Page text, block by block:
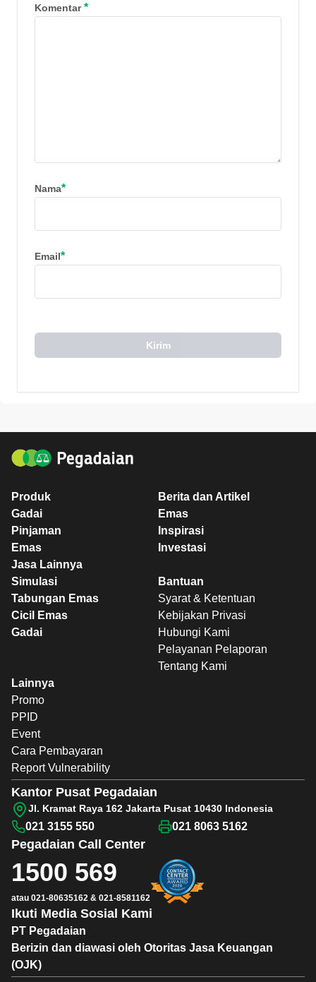
Komentar*
Nama*
Email*
Kirim
Produk
Gadai
Pinjaman
Emas
Jasa Lainnya
Berita dan Artikel
Emas
Inspirasi
Investasi
Simulasi
Tabungan Emas
Cicil Emas
Gadai
Bantuan
Syarat & Ketentuan
Kebijakan Privasi
Hubungi Kami
Pelayanan Pelaporan
Tentang Kami
Lainnya
Promo
PPID
Event
Cara Pembayaran
Report Vulnerability
PT Pegadaian
Berizin dan diawasi oleh Otoritas Jasa Keuangan
(OJK)
Ikuti Media Sosial Kami
Pegadaian Call Center
1500 569
atau 021-80635162 & 021-8581162
Kantor Pusat Pegadaian
Jl. Kramat Raya 162 Jakarta Pusat 10430 Indonesia
021 3155 550 021 8063 5162